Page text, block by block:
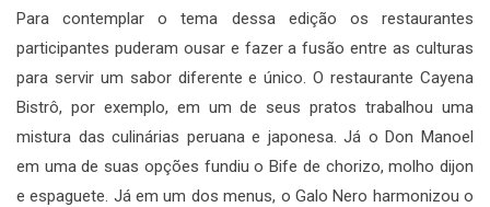
Para contemplar o tema dessa edição os restaurantes
participantes puderam ousar e fazer a fusão entre as culturas
para servir um sabor diferente e único. O restaurante Cayena
Bistrô, por exemplo, em um de seus pratos trabalhou uma
mistura das culinárias peruana e japonesa. Já o Don Manoel
em uma de suas opções fundiu o Bife de chorizo, molho dijon
e espaguete. Já em um dos menus, o Galo Nero harmonizou o